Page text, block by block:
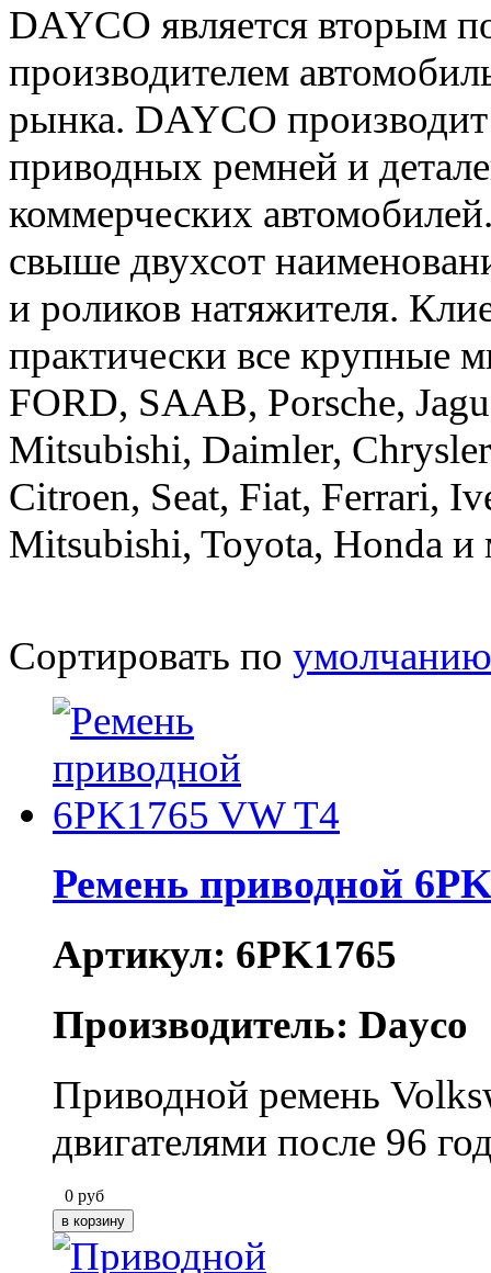
DAYCO является вторым
производителем
рынка. DAYCO
приводных ремней и
коммерческих
свыше двухсот
и роликов натяжителя.
практически все крупные
FORD, SAAB, Porsche,
Mitsubishi, Daimler,
Citroen, Seat, Fiat, Ferrari,
Mitsubishi, Toyota, Honda и
Сортировать по умолчанию
Ремень приводной
Артикул: 6PK1765
Производитель: Dayco
Приводной ремень
двигателями после 96
0 руб